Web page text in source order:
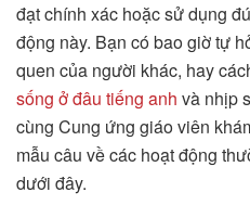
đạt chính xác hoặc sử dụng
động này. Bạn có bao giờ tự
quen của người khác, hay
sống ở đâu tiếng anh và nhịp
cùng Cung ứng giáo viên
mẫu câu về các hoạt động
dưới đây.